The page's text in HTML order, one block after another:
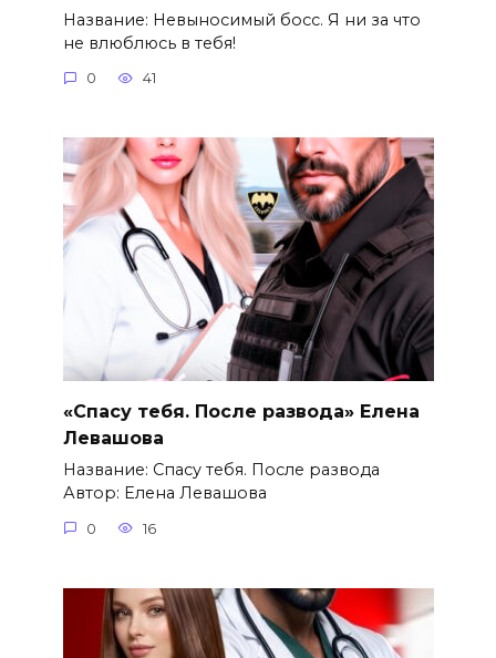
Название: Невыносимый босс. Я ни за что
не влюблюсь в тебя!
0 41
«Спасу тебя. После развода» Елена
Левашова
Название: Спасу тебя. После развода
Автор: Елена Левашова
0 16